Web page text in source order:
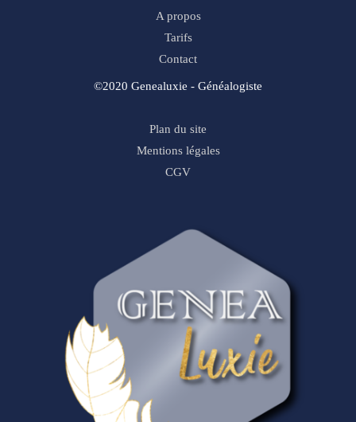
A propos
Tarifs
Contact
©2020 Genealuxie - Généalogiste
Plan du site
Mentions légales
CGV